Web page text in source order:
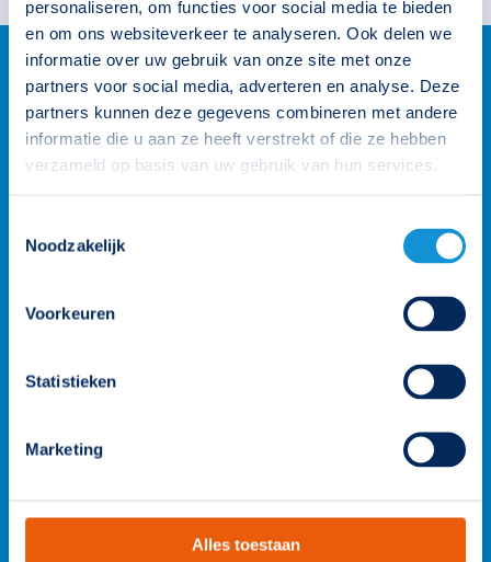
personaliseren, om functies voor social media te bieden
en om ons websiteverkeer te analyseren. Ook delen we
informatie over uw gebruik van onze site met onze
partners voor social media, adverteren en analyse. Deze
partners kunnen deze gegevens combineren met andere
informatie die u aan ze heeft verstrekt of die ze hebben
verzameld op basis van uw gebruik van hun services.
Noodzakelijk
Voorkeuren
Statistieken
Marketing
Alles toestaan
Onze klantenteams zijn verdeeld over vier rayons en worden